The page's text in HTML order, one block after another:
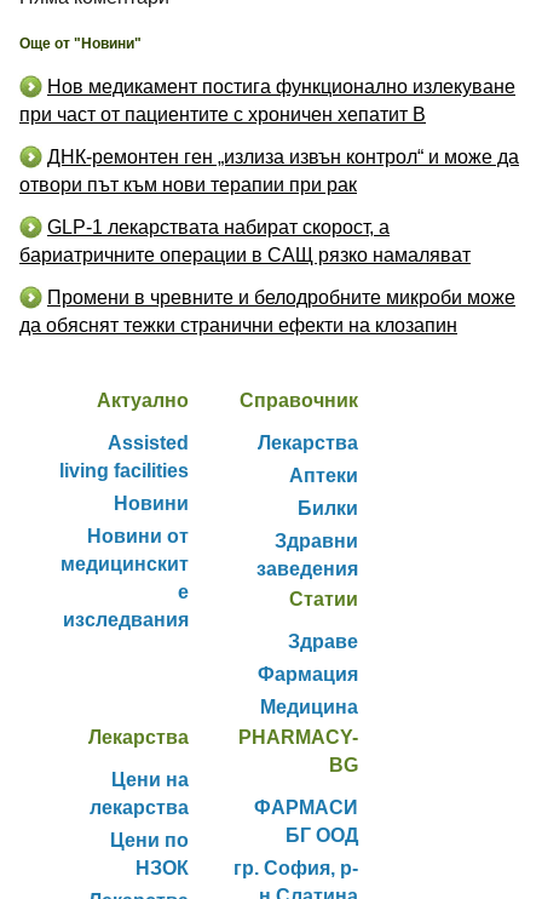
Още от "Новини"
Нов медикамент постига функционално излекуване
при част от пациентите с хроничен хепатит B
ДНК-ремонтен ген „излиза извън контрол“ и може да
отвори път към нови терапии при рак
GLP-1 лекарствата набират скорост, а
бариатричните операции в САЩ рязко намаляват
Промени в чревните и белодробните микроби може
да обяснят тежки странични ефекти на клозапин
Актуално
Assisted
living facilities
Новини
Новини от
медицинскит
е
изследвания
Справочник
Лекарства
Аптеки
Билки
Здравни
заведения
Статии
Здраве
Фармация
Медицина
Лекарства
Цени на
лекарства
Цени по
НЗОК
PHARMACY-
BG
ФАРМАСИ
БГ ООД
гр. София, р-